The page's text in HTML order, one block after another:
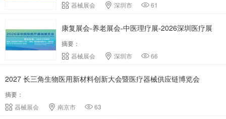
器械展会
深圳市 61
康复展会-养老展会-中医理疗展-2026深圳医疗展
摘要：
器械展会
深圳市 66
2027 长三角生物医用新材料创新大会暨医疗器械供应链博览会
摘要：
器械展会
南京市 63